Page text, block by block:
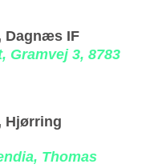
Dagnæs IF
Gramvej 3, 8783
Hjørring
Thomas